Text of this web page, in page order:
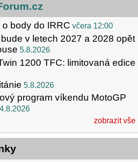
body do IRRC včera 12:00
v letech 2027 a 2028 opět
5.8.2026
1200 TFC: limitovaná edice
5.8.2026
program víkendu MotoGP
4.8.2026
zobrazit vše